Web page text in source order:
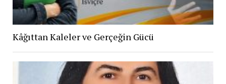
Kâğıttan Kaleler ve Gerçeğin Gücü